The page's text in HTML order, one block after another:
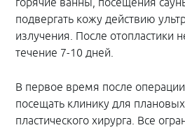
горячие ванны, посещения
подвергать кожу действию
излучения. После отопластики
течение 7-10 дней.
В первое время после
посещать клинику для
пластического хирурга. Все